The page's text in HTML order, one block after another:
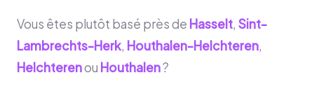
Vous êtes plutôt basé près de Hasselt, Sint-
Lambrechts-Herk, Houthalen-Helchteren,
Helchterenou Houthalen?